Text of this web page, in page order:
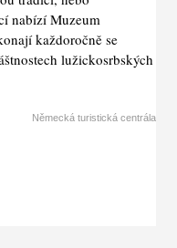
nabízí Muzeum
každoročně se
lužickosrbských
Německá turistická centrála